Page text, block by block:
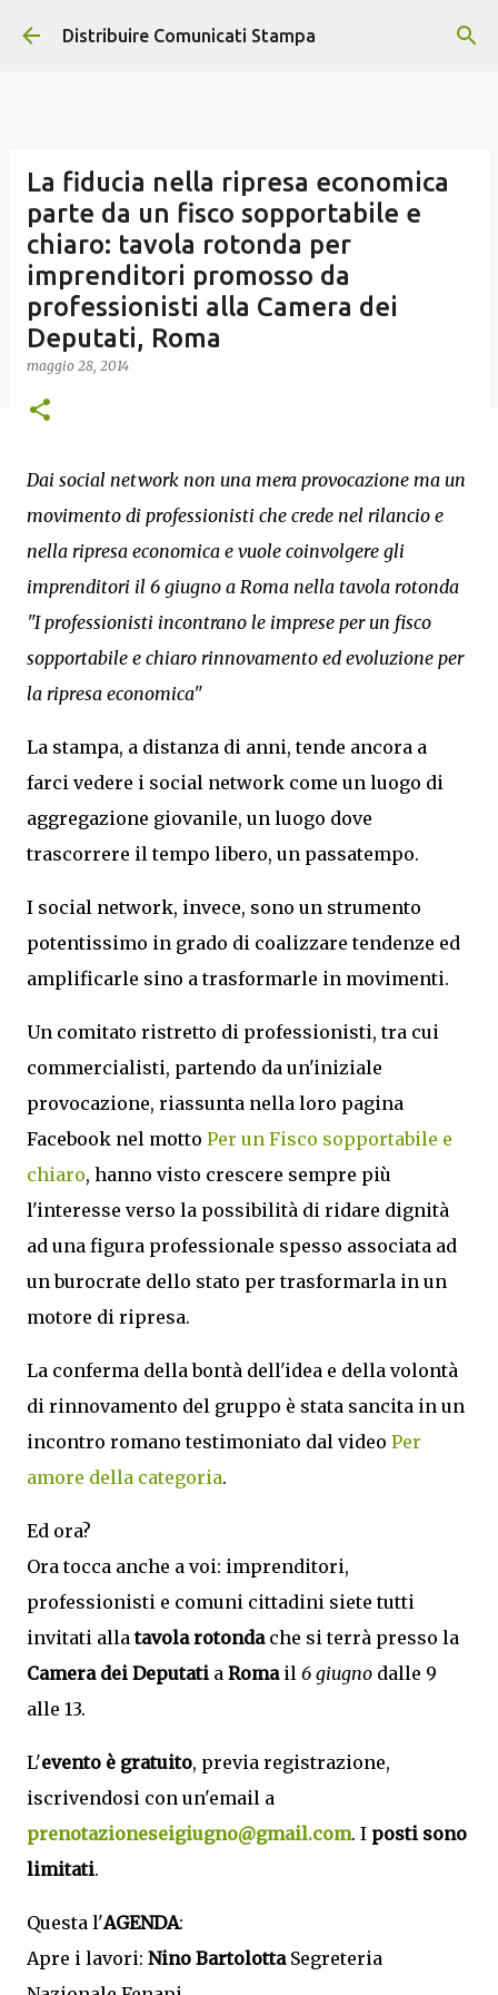
Passa ai contenuti principali
Distribuire Comunicati Stampa
La fiducia nella ripresa economica
parte da un fisco sopportabile e
chiaro: tavola rotonda per
imprenditori promosso da
professionisti alla Camera dei
Deputati, Roma
maggio 28, 2014
Dai social network non una mera provocazione ma un
movimento di professionisti che crede nel rilancio e
nella ripresa economica e vuole coinvolgere gli
imprenditori il 6 giugno a Roma nella tavola rotonda
"I professionisti incontrano le imprese per un fisco
sopportabile e chiaro rinnovamento ed evoluzione per
la ripresa economica"
La stampa, a distanza di anni, tende ancora a
farci vedere i social network come un luogo di
aggregazione giovanile, un luogo dove
trascorrere il tempo libero, un passatempo.
I social network, invece, sono un strumento
potentissimo in grado di coalizzare tendenze ed
amplificarle sino a trasformarle in movimenti.
Un comitato ristretto di professionisti, tra cui
commercialisti, partendo da un'iniziale
provocazione, riassunta nella loro pagina
Facebook nel motto Per un Fisco sopportabile e
chiaro, hanno visto crescere sempre più
l'interesse verso la possibilità di ridare dignità
ad una figura professionale spesso associata ad
un burocrate dello stato per trasformarla in un
motore di ripresa.
La conferma della bontà dell'idea e della volontà
di rinnovamento del gruppo è stata sancita in un
incontro romano testimoniato dal video Per
amore della categoria.
Ed ora?
Ora tocca anche a voi: imprenditori,
professionisti e comuni cittadini siete tutti
invitati allatavola rotondache si terrà presso la
Camera dei Deputati a Romail 6 giugno dalle 9
alle 13.
L'evento è gratuito, previa registrazione,
iscrivendosi con un'email a
prenotazioneseigiugno@gmail.com. I posti sono
limitati.
Questa l'AGENDA:
Apre i lavori: Nino BartolottaSegreteria